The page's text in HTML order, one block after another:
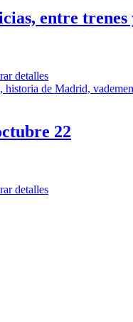
entre trenes
detalles
22
detalles